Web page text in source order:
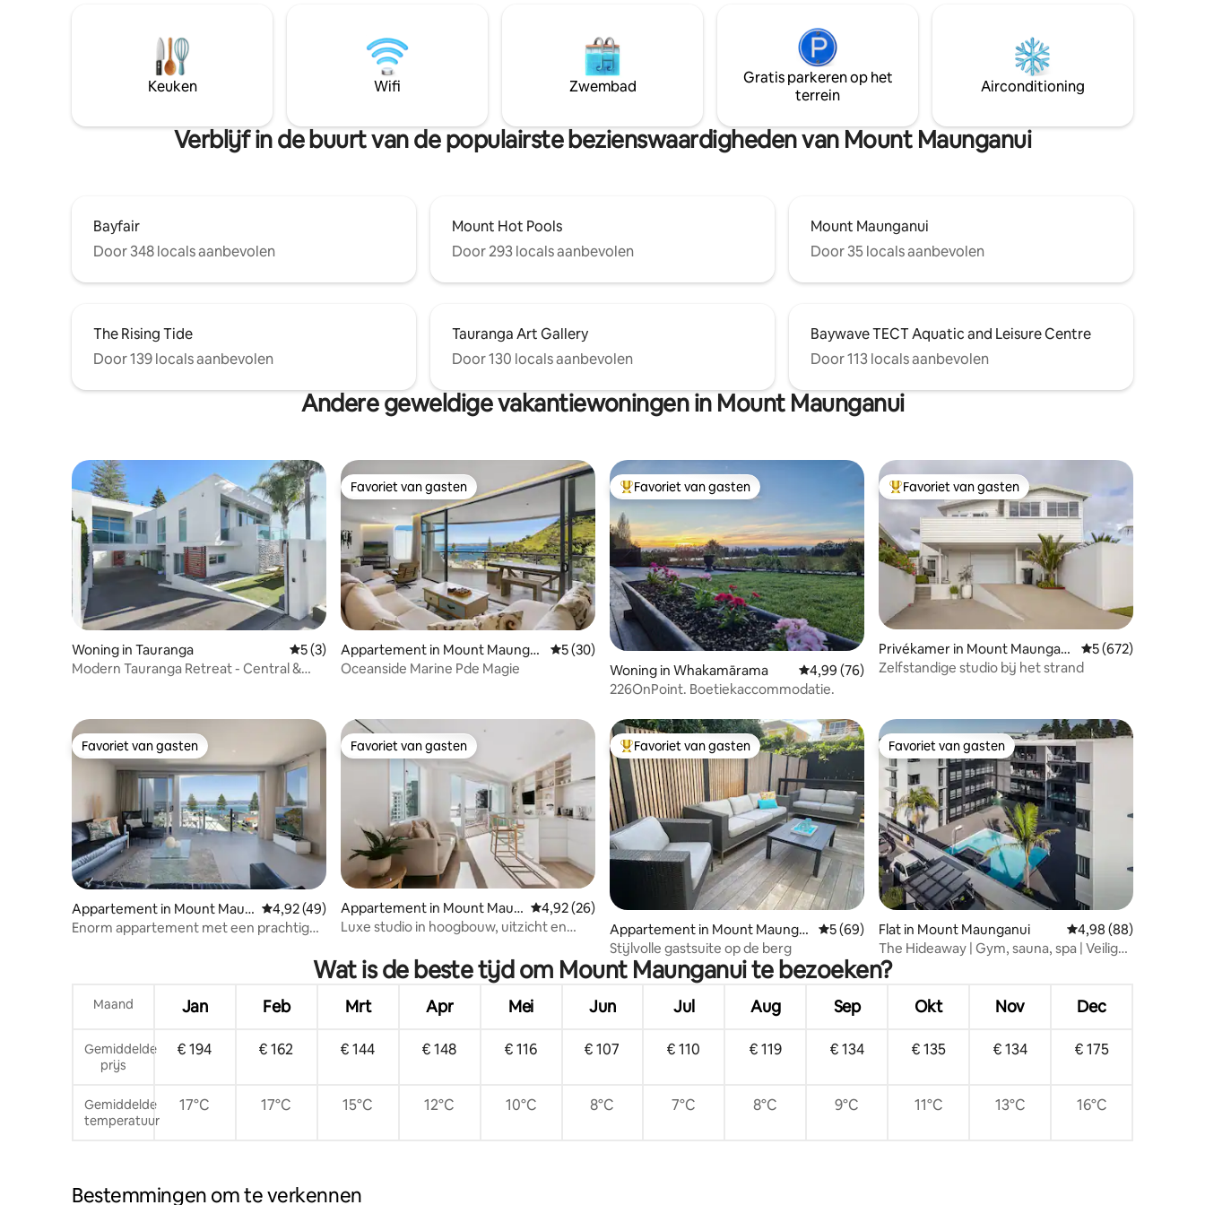
geweldig ontbijt/diner/bakken te maken.
Geniet van wat Bali in Papamoa. Er zijn
ook goede wandelpaden niet ver hier
vandaan, tot Papamoa Hills. Een perfecte
rustige locatie en een tv voor films op
Keuken Wifi Zwembad
Gratis parkeren op het
terrein
Airconditioning
Verblijf in de buurt van de populairste bezienswaardigheden van Mount Maunganui
Bayfair
Door 348 locals aanbevolen
Mount Hot Pools
Door 293 locals aanbevolen
Mount Maunganui
Door 35 locals aanbevolen
The Rising Tide
Door 139 locals aanbevolen
Tauranga Art Gallery
Door 130 locals aanbevolen
Baywave TECT Aquatic and Leisure Centre
Door 113 locals aanbevolen
Andere geweldige vakantiewoningen in Mount Maunganui
Woning in Tauranga Gemiddelde beoordeling van 5 op 5, 3 recensies
5 (3)
Modern Tauranga Retreat - Central &
Favoriet van gasten
Favoriet van gasten
Appartement in Mount Maunga
nui
Gemiddelde beoordeling van 5 op 5, 30 recensies
5 (30)
Oceanside Marine Pde Magie
Topfavoriet van gasten
Favoriet van gasten
Woning in Whakamārama Gemiddelde beoordeling van 4,99 op 5, 76 recensies
4,99 (76)
226OnPoint. Boetiekaccommodatie.
Topfavoriet van gasten
Favoriet van gasten
Privékamer in Mount Maungan
ui
Gemiddelde
5 (672)
Zelfstandige studio bij het strand
Favoriet van gasten
Favoriet van gasten
Appartement in Mount Maun
ganui
Gemiddelde beoordeling van 4,92 op 5, 49 recensies
4,92 (49)
Enorm appartement met een prachtig
Favoriet van gasten
Favoriet van gasten
Appartement in Mount Maun
ganui
Gemiddelde beoordeling van 4,92 op 5, 26 recensies
4,92 (26)
Luxe studio in hoogbouw, uitzicht en
Topfavoriet van gasten
Favoriet van gasten
Appartement in Mount Maunga
nui
Gemiddelde beoordeling van 5 op 5, 69 recensies
5 (69)
Stijlvolle gastsuite op de berg
Favoriet van gasten
Favoriet van gasten
Flat in Mount Maunganui Gemiddelde
4,98 (88)
The Hideaway | Gym, sauna, spa | Veilige
parkeerplaats
Wat is de beste tijd om Mount Maunganui te bezoeken?
Maand Jan Feb Mrt Apr Mei Jun Jul Aug Sep Okt Nov Dec
Gemiddelde
prijs
€ 194 € 162 € 144 € 148 € 116 € 107 € 110 € 119 € 134 € 135 € 134 € 175
Gemiddelde
temperatuur
17°C 17°C 15°C 12°C 10°C 8°C 7°C 8°C 9°C 11°C 13°C 16°C
Bestemmingen om te verkennen